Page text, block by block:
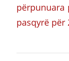
përpunuara
pasqyrë për